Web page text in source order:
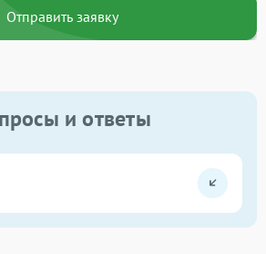
Отправить заявку
и ответы